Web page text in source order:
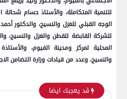
للتنمية المتكاملة، والأستاذ حسام
الوجه القبلي للغزل والنسيج، والدكتور
للشركة القابضة للقطن والغزل والنسيج،
المحلية لمركز ومدينة الفيوم،
والنسيج، وعدد من قيادات وزارة التضامن
قد يعجبك ايضا